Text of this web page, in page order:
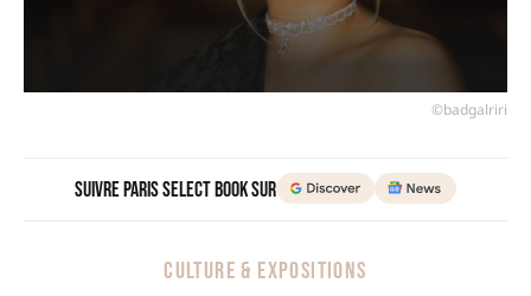
©badgalriri
Suivre Paris Select Book sur
CULTURE & EXPOSITIONS